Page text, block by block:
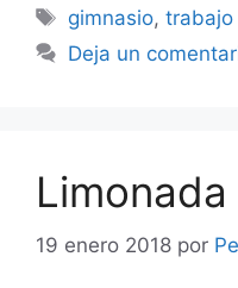
Etiquetas
gimnasio,trabajo
Deja un
19 enero 2018 por